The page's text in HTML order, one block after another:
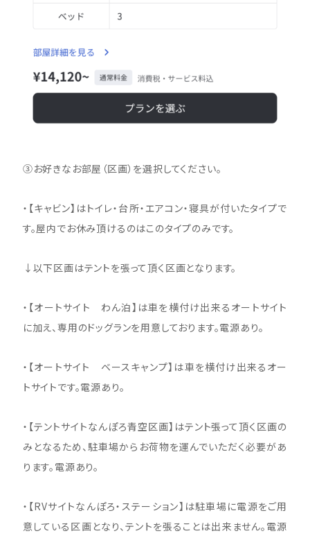
③お好きなお部屋（区画）を選択してください。
・【キャビン】はトイレ・台所・エアコン・寝具が付いたタイプで
す。屋内でお休み頂けるのはこのタイプのみです。
↓以下区画はテントを張って頂く区画となります。
・【オートサイト わん泊】は車を横付け出来るオートサイト
に加え、専用のドッグランを用意しております。電源あり。
・【オートサイト ベースキャンプ】は車を横付け出来るオー
トサイトです。電源あり。
・【テントサイトなんぽろ青空区画】はテント張って頂く区画の
みとなるため、駐車場からお荷物を運んでいただく必要があ
ります。電源あり。
・【RVサイトなんぽろ・ステーション】は駐車場に電源をご用
意している区画となり、テントを張ることは出来ません。電源